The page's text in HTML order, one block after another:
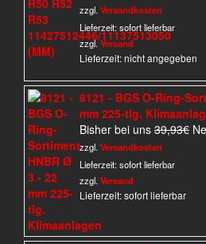
zzgl.Versandkosten
Lieferzeit:sofort lieferbar
zzgl.Versand
Lieferzeit: nicht angegeben
8121 - BGS O-Ring-
mm 225-tlg.
Bisher bei uns 39,93€
zzgl.Versandkosten
Lieferzeit:sofort lieferbar
zzgl.Versand
Lieferzeit: sofort lieferbar